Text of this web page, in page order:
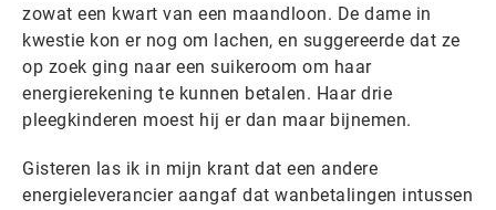
zowat een kwart van een maandloon. De dame in
kwestie kon er nog om lachen, en suggereerde dat ze
op zoek ging naar een suikeroom om haar
energierekening te kunnen betalen. Haar drie
pleegkinderen moest hij er dan maar bijnemen.
Gisteren las ik in mijn krant dat een andere
energieleverancier aangaf dat wanbetalingen intussen